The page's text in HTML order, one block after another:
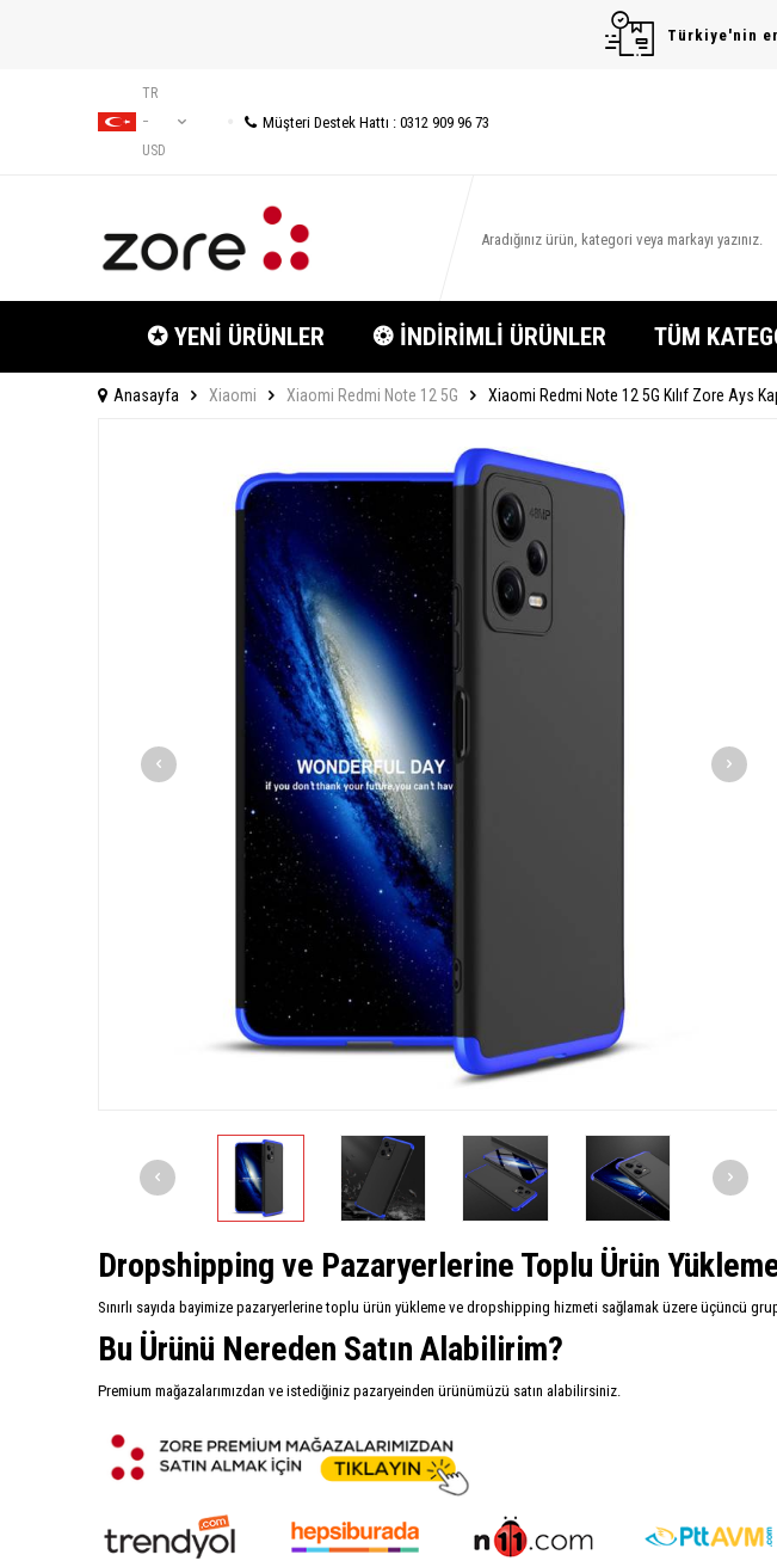
Türkiye'nin
TR
−
USD
Müşteri Destek Hattı : 0312 909 96 73
✪ YENİ ÜRÜNLER ❂ İNDİRİMLİ ÜRÜNLER TÜM
Anasayfa Xiaomi Xiaomi Redmi Note 12 5G Xiaomi Redmi Note 12 5G Kılıf Zore Ays
Dropshipping ve Pazaryerlerine Toplu Ürün
Sınırlı sayıda bayimize pazaryerlerine toplu ürün yükleme ve dropshipping hizmeti sağlamak üzere üçüncü grup
Bu Ürünü Nereden Satın Alabilirim?
Premium mağazalarımızdan ve istediğiniz pazaryeinden ürünümüzü satın alabilirsiniz.